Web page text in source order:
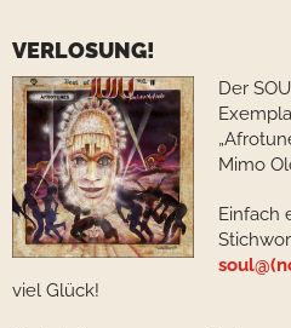
VERLOSUNG!
Der
Mimo
Einfach
viel Glück!